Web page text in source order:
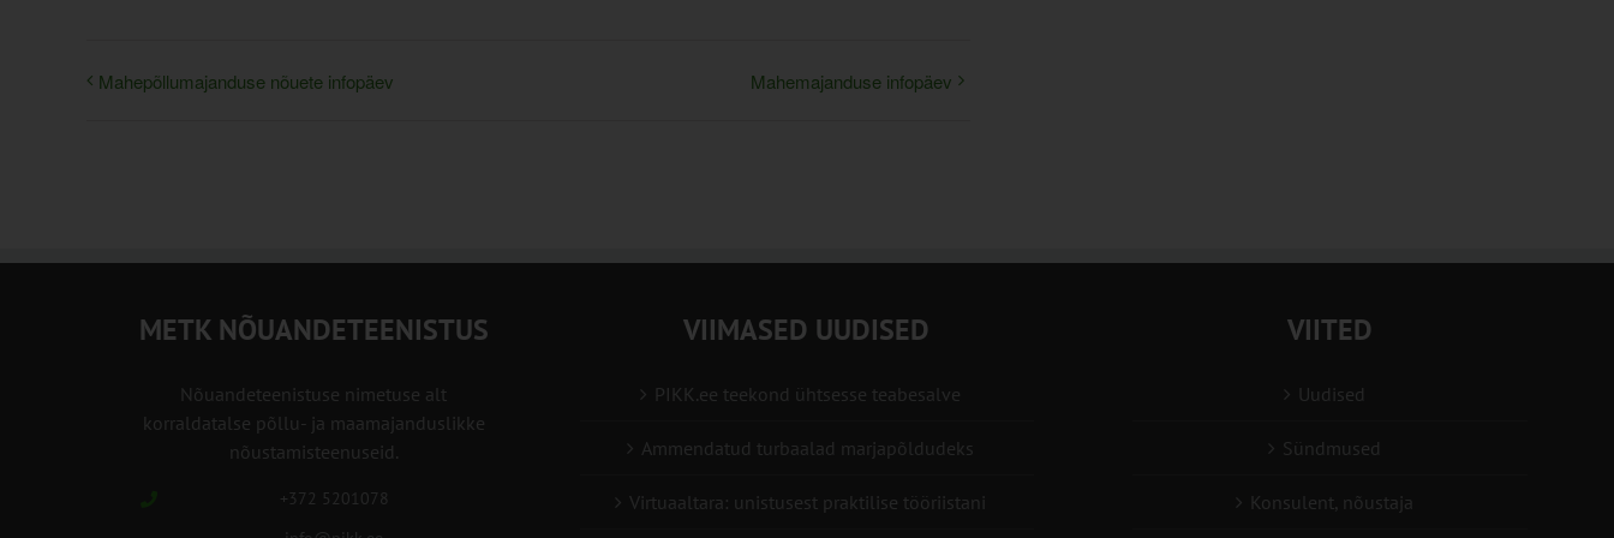
Mahepõllumajanduse nõuete infopäev Mahemajanduse infopäev
METK NÕUANDETEENISTUS
Nõuandeteenistuse nimetuse alt
korraldatalse põllu- ja maamajanduslikke
nõustamisteenuseid.
+372 5201078
VIIMASED UUDISED
PIKK.ee teekond ühtsesse teabesalve
Ammendatud turbaalad marjapõldudeks
Virtuaaltara: unistusest praktilise tööriistani
VIITED
Uudised
Sündmused
Konsulent, nõustaja